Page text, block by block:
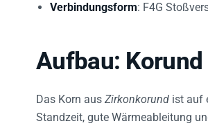
Verbindungsform: F4G
Aufbau:
Das Korn aus Zirkonkorund ist auf
Standzeit, gute Wärmeableitung